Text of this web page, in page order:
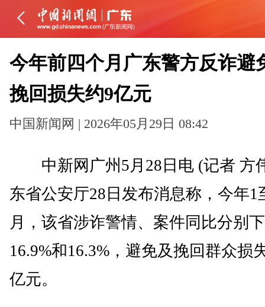
今年前四个月广东警方反诈避
挽回损失约9亿元
中国新闻网 | 2026年05月29日 08:42
中新网广州5月28日电 (记者 方
东省公安厅28日发布消息称，今年1
月，该省涉诈警情、案件同比分别
16.9%和16.3%，避免及挽回群众损
亿元。